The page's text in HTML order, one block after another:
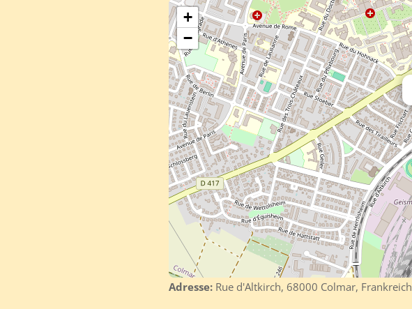
+
−
Adresse: Rue d'Altkirch, 68000 Colmar, Frankreich